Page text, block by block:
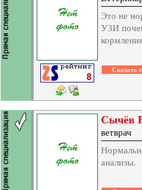
Это не
УЗИ
Сычёв
ветврач
анализы.